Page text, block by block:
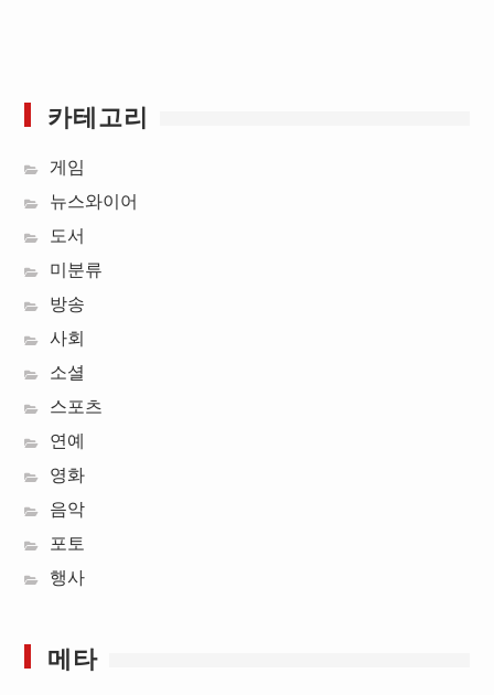
카테고리
게임
뉴스와이어
도서
미분류
방송
사회
소셜
스포츠
연예
영화
음악
포토
행사
메타